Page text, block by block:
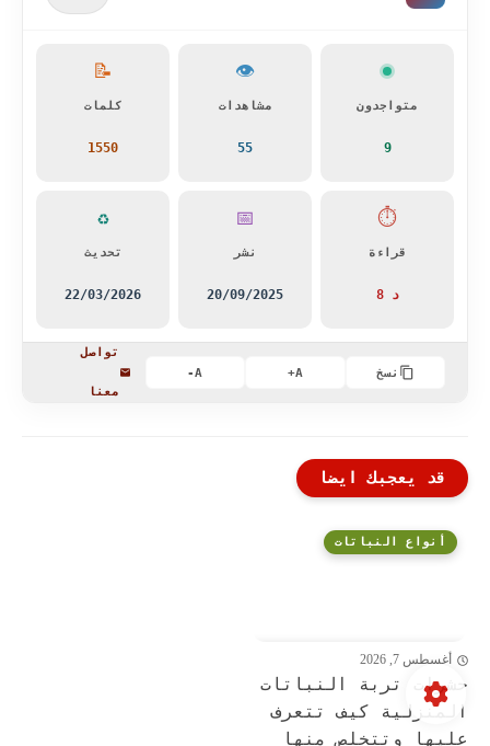
متواجدون
9
👁️
مشاهدات
55
📝
كلمات
1550
⏱️
قراءة
8 د
📅
نشر
20/09/2025
♻️
تحديث
22/03/2026
نسخ A+
A-
تواصل
معنا
قد يعجبك ايضا
أنواع النباتات
أغسطس 7, 2026
حشرات تربة النباتات
المنزلية كيف تتعرف
عليها وتتخلص منها